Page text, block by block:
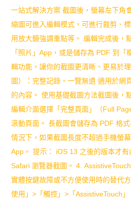
學：
培
養
終
身
閱
讀
習
慣
的
9
一站式解決方案 截圖後，螢幕左下角
縮圖可進入編輯模式，可進行裁剪、
用放大鏡強調重點等。 編輯完成後，
「照片」App，或是儲存為 PDF 到
輯功能，讓你的截圖更清晰、更易於
圖）：完整記錄，一覽無遺 適用於網
的內容。 使用基礎截圖方法截圖後，
編輯介面選擇「完整頁面」（Full
滾動頁面。 長截圖會儲存為 PDF 格
情況下，如果截圖長度不超過手機螢
App。 提示： iOS 13 之後的版本才
Safari 瀏覽器截圖。 4.
實體按鍵故障或不方便使用時的替代
使用」>「觸控」>「AssistiveTouch」